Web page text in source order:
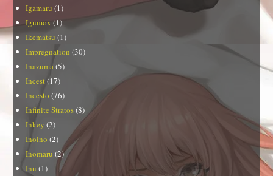
Igamaru (1)
Igumox (1)
Ikematsu (1)
Impregnation (30)
Inazuma (5)
Incest (17)
Incesto (76)
Infinite Stratos(8)
Inkey (2)
Inoino (2)
Inomaru (2)
Inu (1)